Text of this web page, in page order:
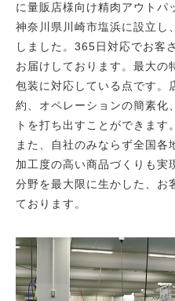
に量販店様向け精肉アウトパ
神奈川県川崎市塩浜に設立し
しました。365日対応でお客
お届けしております。最大の
包装に対応している点です。
約、オペレーションの簡素化
トを打ち出すことができます。
また、自社のみならず全国各
加工度の高い商品づくりも実
分野を最大限に生かした、お
ております。